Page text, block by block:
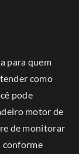
para quem
como
pode
motor de
de monitorar
conforme